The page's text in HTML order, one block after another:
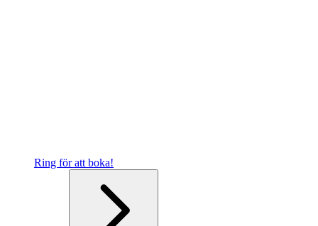
Ring för att boka!